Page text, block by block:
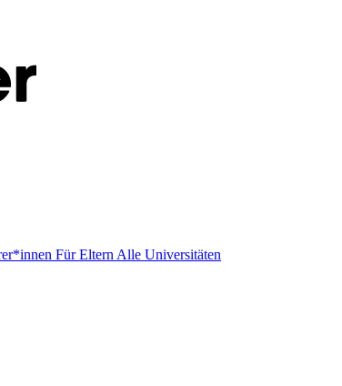
Für Eltern Alle Universitäten